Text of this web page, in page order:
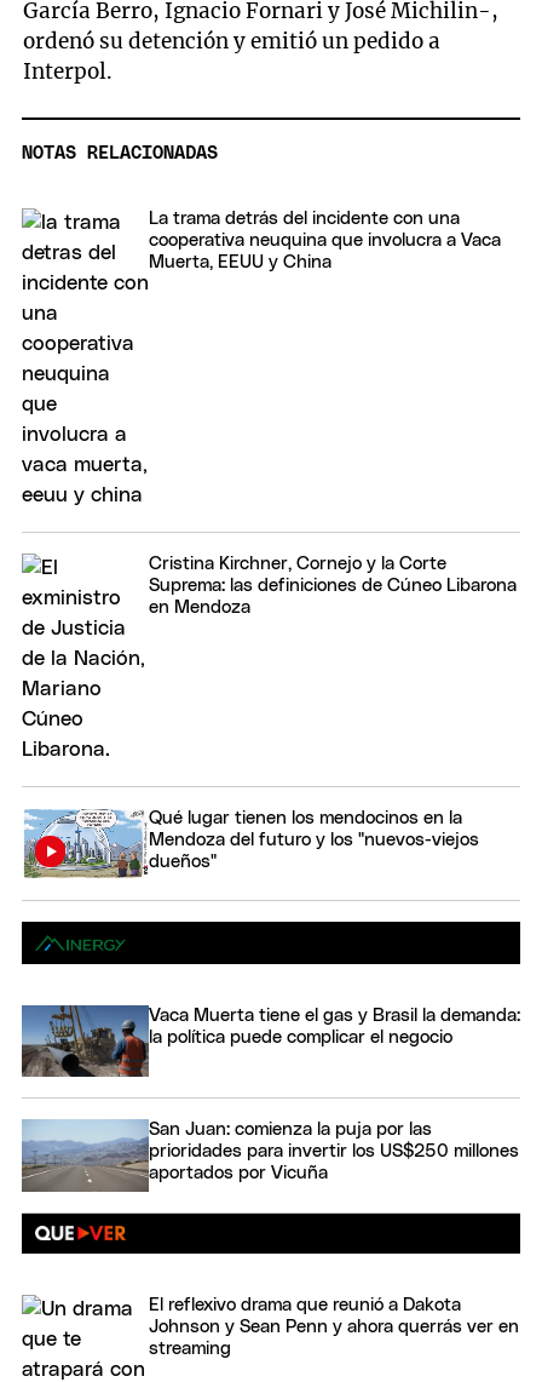
García Berro, Ignacio Fornari y José Michilin-,
ordenó su detención y emitió un pedido a
Interpol.
NOTAS RELACIONADAS
La trama detrás del incidente con una
cooperativa neuquina que involucra a Vaca
Muerta, EEUU y China
Cristina Kirchner, Cornejo y la Corte
Suprema: las definiciones de Cúneo Libarona
en Mendoza
Qué lugar tienen los mendocinos en la
Mendoza del futuro y los "nuevos-viejos
dueños"
Vaca Muerta tiene el gas y Brasil la demanda:
la política puede complicar el negocio
San Juan: comienza la puja por las
prioridades para invertir los US$250 millones
aportados por Vicuña
El reflexivo drama que reunió a Dakota
Johnson y Sean Penn y ahora querrás ver en
streaming